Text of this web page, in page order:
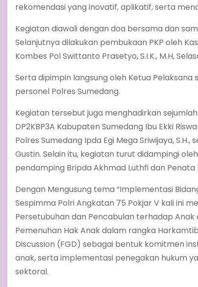
rekomendasi yang inovatif, aplikatif, serta
Kegiatan diawali dengan doa bersama dan
Selanjutnya dilakukan pembukaan PKP oleh
Kombes Pol Swittanto Prasetyo, S.I.K., M.H,
Serta dipimpin langsung oleh Ketua Pelaksana
personel Polres Sumedang.
Kegiatan tersebut juga menghadirkan
DP2KBP3A Kabupaten Sumedang Ibu Ekki
Polres Sumedang Ipda Egi Mega Sriwijaya,
Gustin. Selain itu, kegiatan turut didampingi
pendamping Bripda Akhmad Luthfi dan Penata
Dengan Mengusung tema “Implementasi
Sespimma Polri Angkatan 75 Pokjar V kali ini
Persetubuhan dan Pencabulan terhadap Anak
Pemenuhan Hak Anak dalam rangka
Discussion (FGD) sebagai bentuk komitmen
anak, serta implementasi penegakan hukum
sektoral.